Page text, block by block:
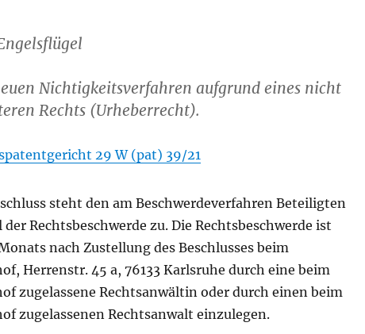
Nichtigkeitsverfahren aufgrund eines nicht
Rechts (Urheberrecht).
29 W (pat) 39/21
steht den am Beschwerdeverfahren Beteiligten
Rechtsbeschwerde zu. Die Rechtsbeschwerde ist
nach Zustellung des Beschlusses beim
Herrenstr. 45 a, 76133 Karlsruhe durch eine beim
zugelassene Rechtsanwältin oder durch einen beim
zugelassenen Rechtsanwalt einzulegen.